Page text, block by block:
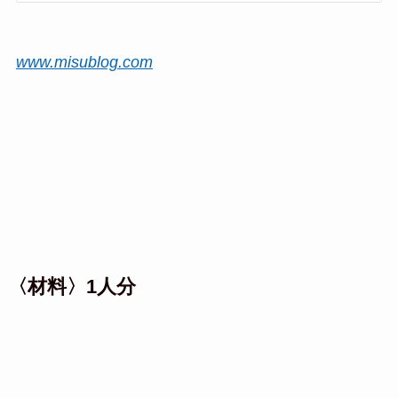
www.misublog.com
〈材料〉1人分